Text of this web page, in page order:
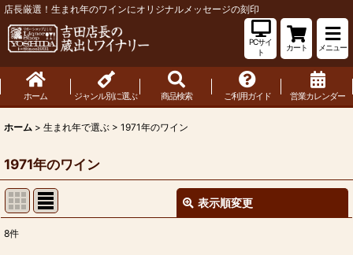
店長厳選！生まれ年のワインにオリジナルメッセージの刻印
PCサイ
ト
カート メニュー
ホーム ジャンル別に選ぶ 商品検索 ご利用ガイド 営業カレンダー
ホーム > 生まれ年で選ぶ > 1971年のワイン
1971年のワイン
表示順変更
8件